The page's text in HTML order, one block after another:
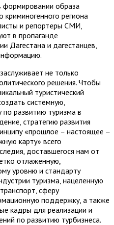
образа
криминогенного региона
и репортеры СМИ,
в пропаганде
Дагестана и дагестанцев,
не только
решения. Чтобы
туристический
системную,
развитию туризма в
стратегию развития
«прошлое – настоящее –
карту» всего
доставшегося нам от
отлаженную,
уровню и стандарту
туризма, нацеленную
сферу
поддержку, а также
кадры для реализации и
по развитию турбизнеса.